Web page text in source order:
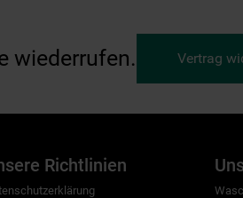
wiederrufen. Vertrag
Richtlinien